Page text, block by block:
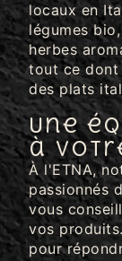
locaux en
légumes
herbes
tout ce dont
des plats
Une
à
À l'ETNA,
passionnés
vous
vos
pour